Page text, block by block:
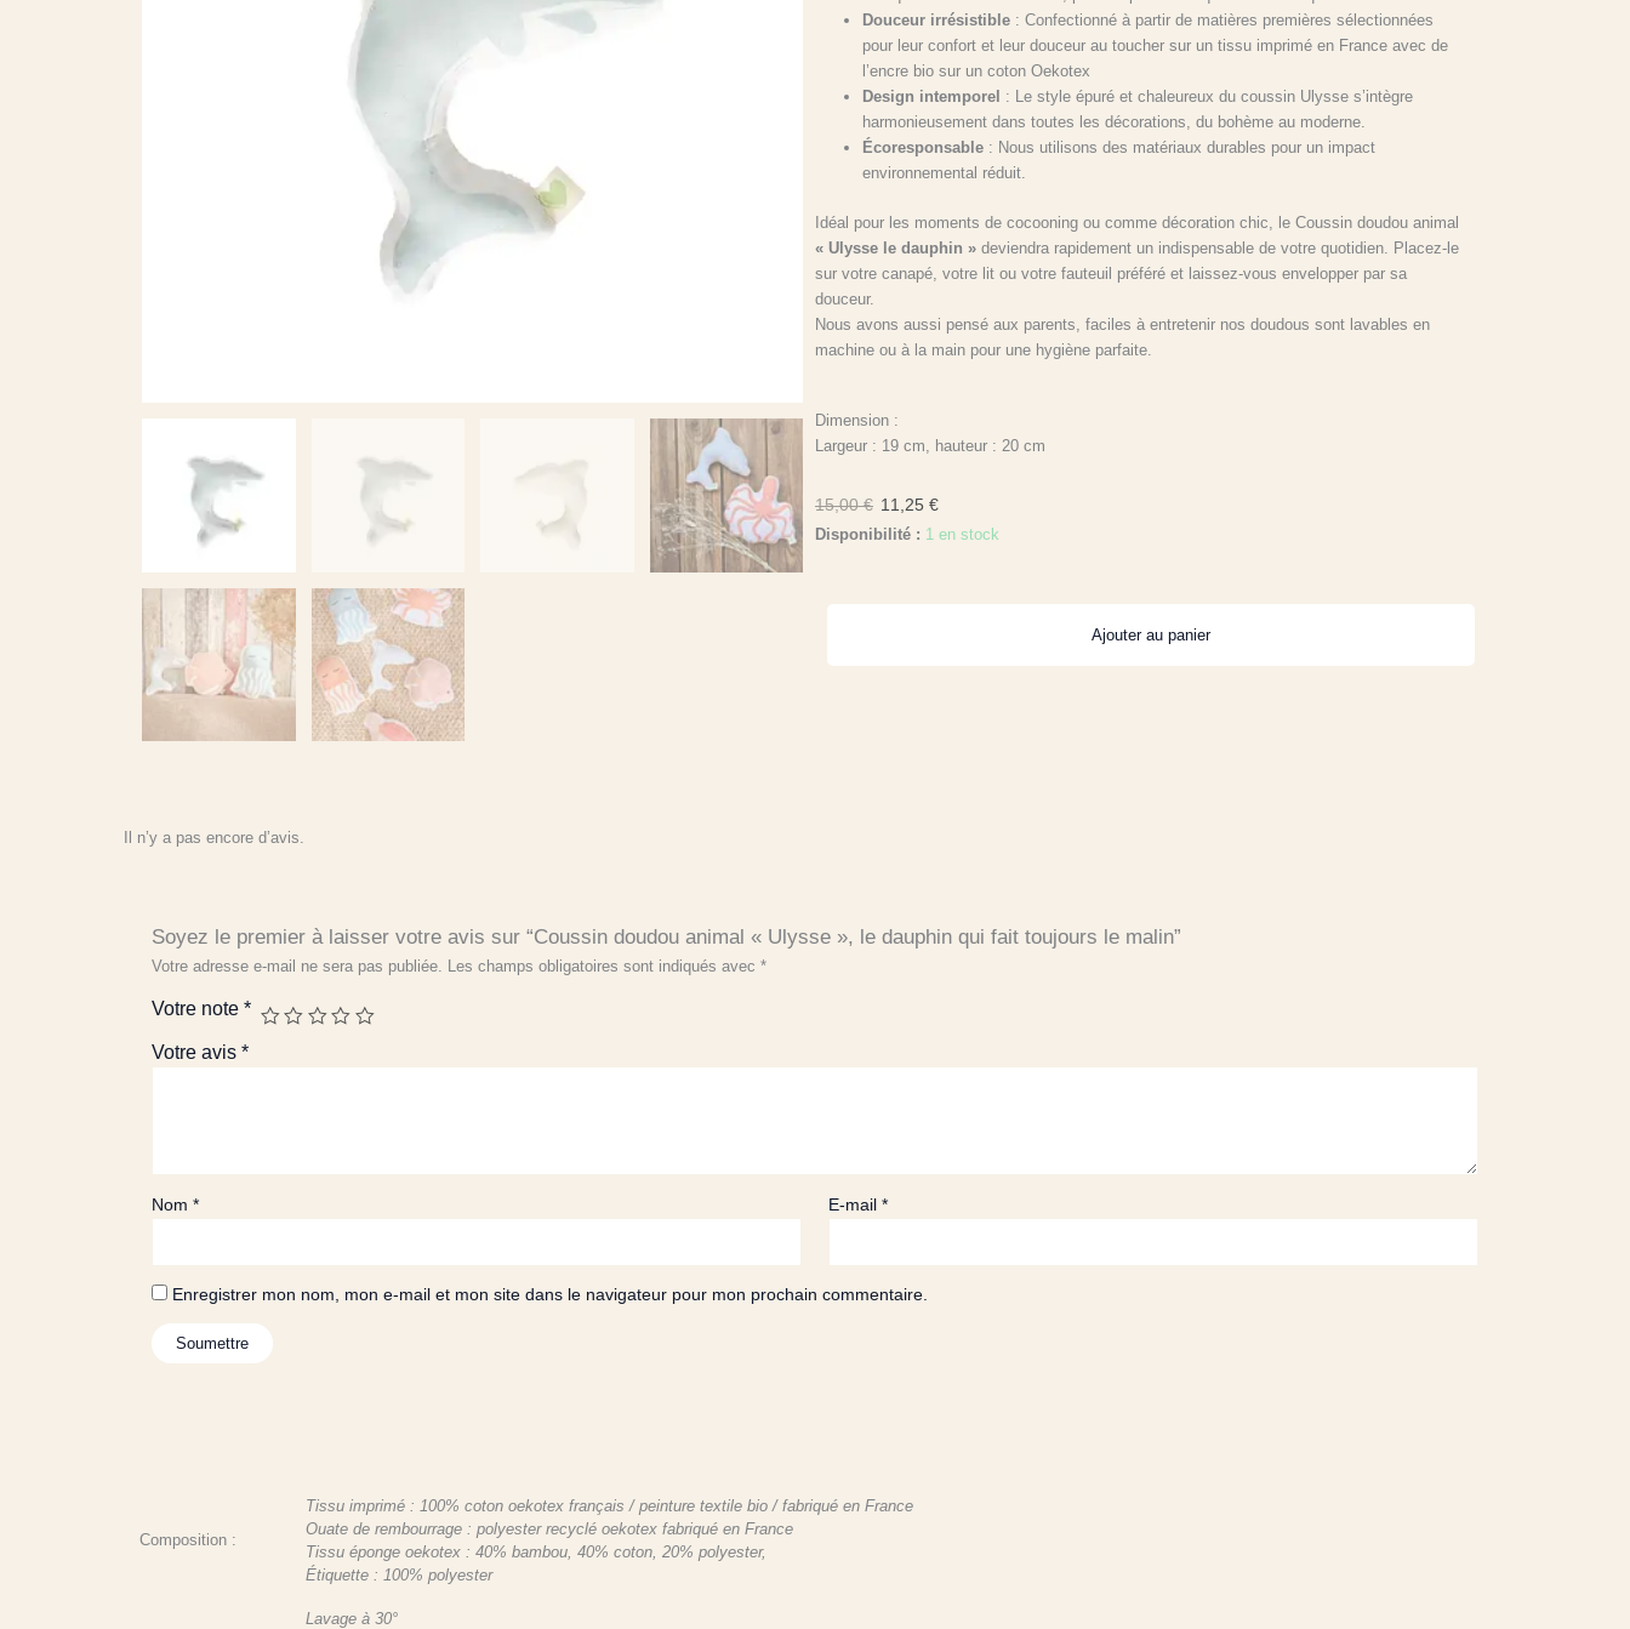
Douceur irrésistible : Confectionné à partir de matières premières sélectionnées
pour leur confort et leur douceur au toucher sur un tissu imprimé en France avec de
l’encre bio sur un coton Oekotex
Design intemporel : Le style épuré et chaleureux du coussin Ulysse s’intègre
harmonieusement dans toutes les décorations, du bohème au moderne.
Écoresponsable : Nous utilisons des matériaux durables pour un impact
environnemental réduit.
Idéal pour les moments de cocooning ou comme décoration chic, le Coussin doudou animal
« Ulysse le dauphin » deviendra rapidement un indispensable de votre quotidien. Placez-le
sur votre canapé, votre lit ou votre fauteuil préféré et laissez-vous envelopper par sa
douceur.
Nous avons aussi pensé aux parents, faciles à entretenir nos doudous sont lavables en
machine ou à la main pour une hygiène parfaite.
Dimension :
Largeur : 19 cm, hauteur : 20 cm
15,00€ 11,25 €
Disponibilité : 1 en stock
Coussin
Ajouter au panier
Il n’y a pas encore d’avis.
Soyez le premier à laisser votre avis sur “Coussin doudou animal « Ulysse », le dauphin qui fait toujours le malin”
Votre adresse e-mail ne sera pas publiée. Les champs obligatoires sont indiqués avec *
Votre note *
Votre avis *
Nom * E-mail *
Enregistrer mon nom, mon e-mail et mon site dans le navigateur pour mon prochain commentaire.
Composition :
Tissu imprimé : 100% coton oekotex français / peinture textile bio / fabriqué en France
Ouate de rembourrage : polyester recyclé oekotex fabriqué en France
Tissu éponge oekotex : 40% bambou, 40% coton, 20% polyester,
Étiquette : 100% polyester
Lavage à 30°